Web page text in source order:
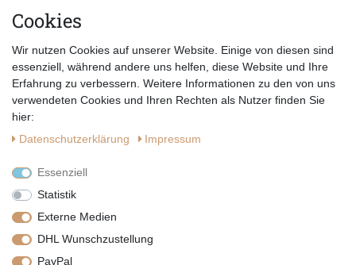
E-MAIL *
Datenschutzerklärung
Cookies
Wir nutzen Cookies auf unserer Website. Einige von diesen sind
essenziell, während andere uns helfen, diese Website und Ihre
Erfahrung zu verbessern. Weitere Informationen zu den von uns
verwendeten Cookies und Ihren Rechten als Nutzer finden Sie
hier:
Daten­schutz­erklärung
Impressum
Essenziell
Statistik
Externe Medien
DHL Wunschzustellung
PayPal